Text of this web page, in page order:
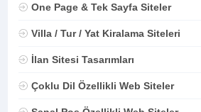
One Page & Tek Sayfa Siteler
Villa / Tur / Yat Kiralama Siteleri
İlan Sitesi Tasarımları
Çoklu Dil Özellikli Web Siteler